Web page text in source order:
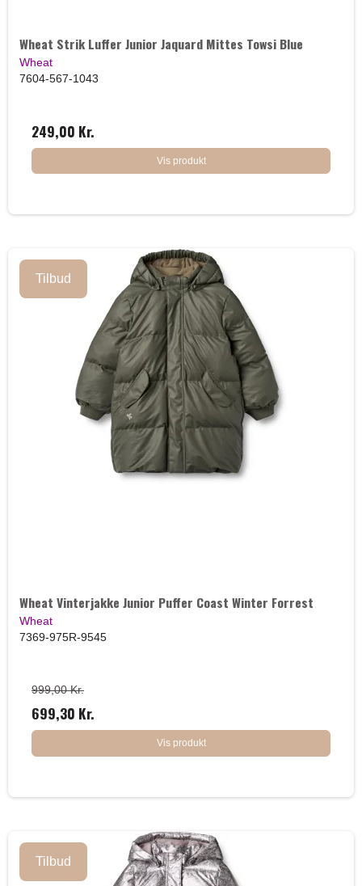
Wheat Strik Luffer Junior Jaquard Mittes Towsi Blue
Wheat
7604-567-1043
249,00 Kr.
Vis produkt
Tilbud
Wheat Vinterjakke Junior Puffer Coast Winter Forrest
Wheat
7369-975R-9545
999,00 Kr.
699,30 Kr.
Vis produkt
Tilbud